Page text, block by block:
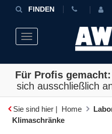
FINDEN
Toggle navigation
Für Profis gemacht:
sich ausschließlich
Sie sind hier | Home
Klimaschränke